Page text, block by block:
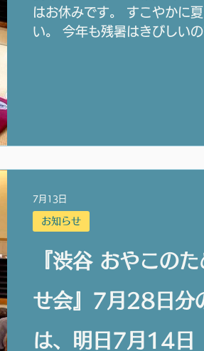
はお休みです。 すこやかに
い。 今年も残暑はきびしい
後、人数を増やしてのご来
族単位」でお申し込みくださ
行希望のご家族を 一つの申
『渋谷 おやこの
せ会』7月28日分
は、明日7月14日
お知らせ
7月13日